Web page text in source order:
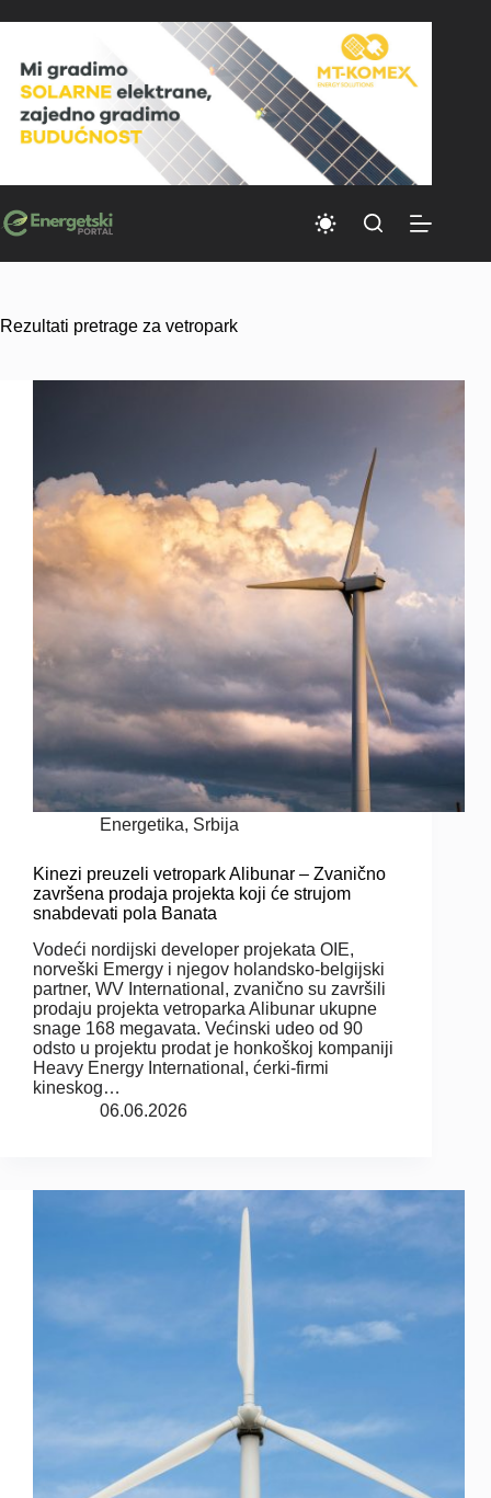
to
Rezultati pretrage za vetropark
Energetika, Srbija
Kinezi preuzeli vetropark Alibunar – Zvanično
završena prodaja projekta koji će strujom
snabdevati pola Banata
Vodeći nordijski developer projekata OIE,
norveški Emergy i njegov holandsko-belgijski
partner, WV International, zvanično su završili
prodaju projekta vetroparka Alibunar ukupne
snage 168 megavata. Većinski udeo od 90
odsto u projektu prodat je honkoškoj kompaniji
Heavy Energy International, ćerki-firmi
kineskog…
06.06.2026